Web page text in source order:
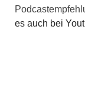
es auch bei